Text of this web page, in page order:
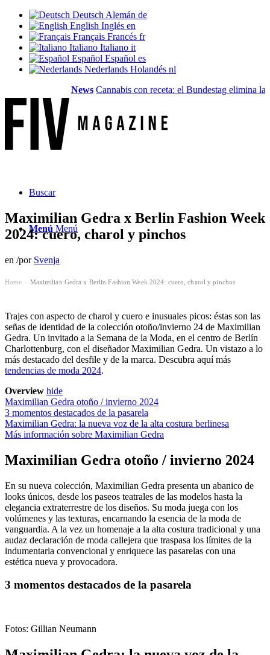
Deutsch Alemán de
English Inglés en
Français Francés fr
Italiano Italiano it
Español Español es
Nederlands Holandés nl
News Cannabis con receta: el Bundestag elimina la...
Buscar
Menú Menú
Maximilian Gedra x Berlin Fashion Week
2024: cuero, charol y pinchos
en /por Svenja
Home Maximilian Gedra x Berlin Fashion Week 2024: cuero, charol y pinchos
Trajes con aspecto de charol y cuero e inusuales picos: éstas son las
señas de identidad de la colección otoño/invierno 24 de Maximilian
Gedra. Un invitado a la Semana de la Moda, en el centro de Berlín
Charlottenburg, con el diseñador Maximilian Gedra. Un vistazo a lo
más destacado del desfile y de la marca. Descubra aquí más
tendencias de moda 2024.
Overview hide
Maximilian Gedra otoño / invierno 2024
3 momentos destacados de la pasarela
Maximilian Gedra: la nueva voz de la alta costura berlinesa
Más información sobre Maximilian Gedra
Maximilian Gedra otoño / invierno 2024
En su nueva colección, Maximilian Gedra presenta un abanico de
looks únicos, desde los paseos teatrales de las modelos hasta la
elegancia extraterrestre de los diseños. Su moda juega con los
volúmenes y las texturas, encarnando la esencia de la moda de
vanguardia. A la vez un homenaje a la alta costura tradicional y una
audaz declaración de moda callejera que traspasa los límites de la
indumentaria convencional y enriquece las pasarelas con una
estética nueva y provocadora.
3 momentos destacados de la pasarela
Fotos: Gillian Neumann